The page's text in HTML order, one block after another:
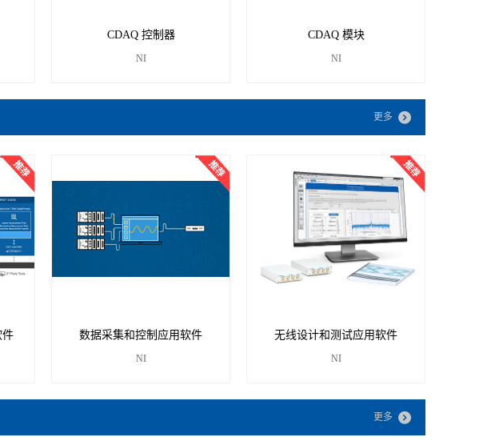
CDAQ 控制器
NI
CDAQ 模块
NI
更多
件 数据采集和控制应用软件
NI
无线设计和测试应用软件
NI
更多